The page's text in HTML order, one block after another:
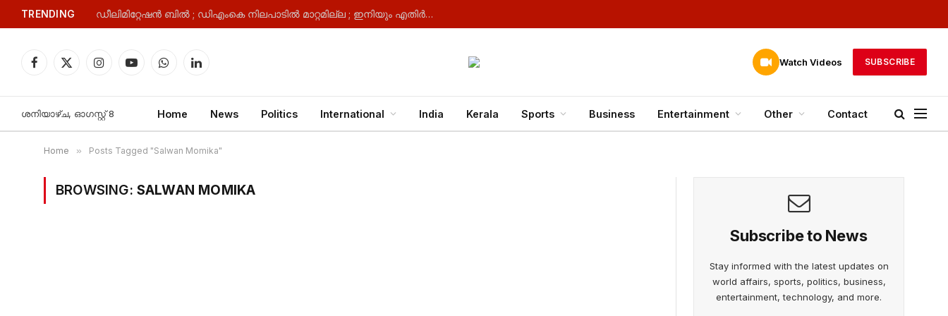
TRENDING ഡീലിമിറ്റേഷൻ ബിൽ ; ഡിഎംകെ നിലപാടിൽ മാറ്റമില്ല ; ഇനിയും എതിർക്കുമെന്ന് ഉദയനിധി സ്റ്റാലിൻ
Facebook
X
InstagramYouTubeWhatsAppLinkedIn
Watch Videos SUBSCRIBE
ശനിയാഴ്‌ച, ഓഗസ്റ്റ്‌ 8 Home News Politics International India Kerala Sports Business Entertainment Other Contact
Home » Posts Tagged "Salwan Momika"
BROWSING: SALWAN MOMIKA
Subscribe to News
Stay informed with the latest updates on
world affairs, sports, politics, business,
entertainment, technology, and more.